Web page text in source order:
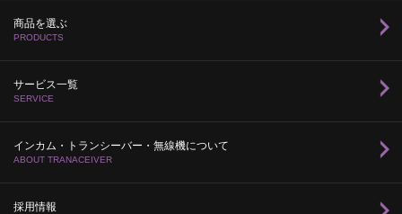
商品を選ぶ
PRODUCTS
サービス一覧
SERVICE
インカム・トランシーバー・無線機について
ABOUT TRANACEIVER
採用情報